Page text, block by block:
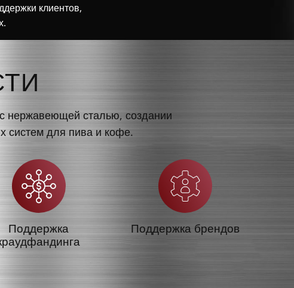
клиентов,
нержавеющей сталью, создании
систем для пива и кофе.
Поддержка
Поддержка брендов